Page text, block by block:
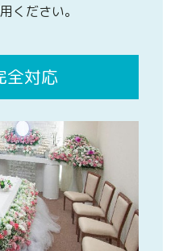
ください。
全対応